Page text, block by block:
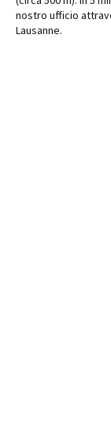
nostro ufficio
Lausanne.